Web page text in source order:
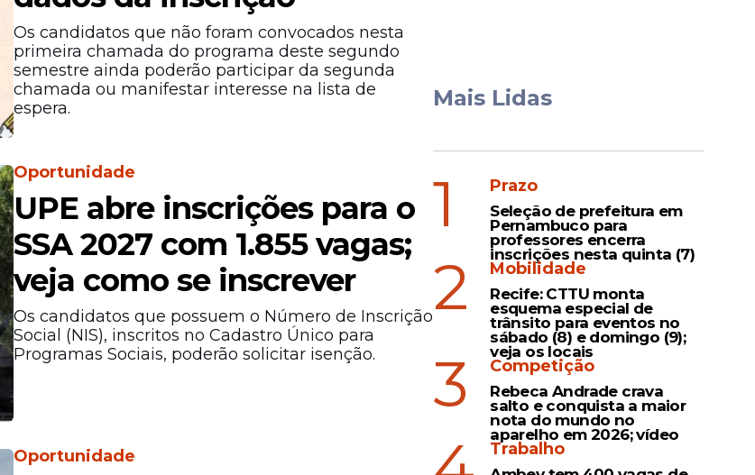
Os candidatos que não foram convocados nesta
primeira chamada do programa deste segundo
semestre ainda poderão participar da segunda
chamada ou manifestar interesse na lista de
espera.
Oportunidade
UPE abre inscrições para o
SSA 2027 com 1.855 vagas;
veja como se inscrever
Os candidatos que possuem o Número de Inscrição
Social (NIS), inscritos no Cadastro Único para
Programas Sociais, poderão solicitar isenção.
Oportunidade
Mais Lidas
1 Prazo
Seleção de prefeitura em
Pernambuco para
professores encerra
inscrições nesta quinta (7)
2 Mobilidade
Recife: CTTU monta
esquema especial de
trânsito para eventos no
sábado (8) e domingo (9);
veja os locais
3 Competição
Rebeca Andrade crava
salto e conquista a maior
nota do mundo no
aparelho em 2026; vídeo
Trabalho